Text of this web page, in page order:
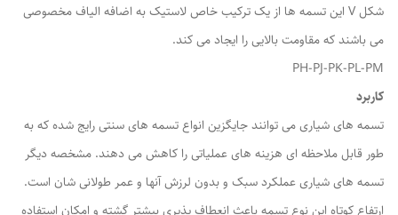
شکل V این تسمه ها از یک ترکیب خاص لاستیک به اضافه الیاف مخصوصی
می باشند که مقاومت بالایی را ایجاد می کند.
PH-PJ-PK-PL-PM
کاربرد
تسمه های شیاری می توانند جایگزین انواع تسمه های سنتی رایج شده که به
طور قابل ملاحظه ای هزینه های عملیاتی را کاهش می دهند. مشخصه دیگر
تسمه های شیاری عملکرد سبک و بدون لرزش آنها و عمر طولانی شان است.
ارتفاع کوتاه این نوع تسمه باعث انعطاف پذیری بیشتر گشته و امکان استفاده